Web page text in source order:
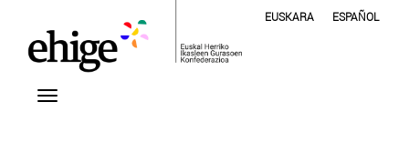
EUSKARA ESPAÑOL